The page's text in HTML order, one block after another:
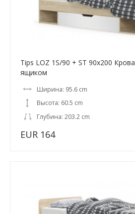
Tips LOZ 1S/90 + ST 90x200
ящиком
Ширина: 95.6 cm
Высота: 60.5 cm
Глубина: 203.2 cm
EUR 164